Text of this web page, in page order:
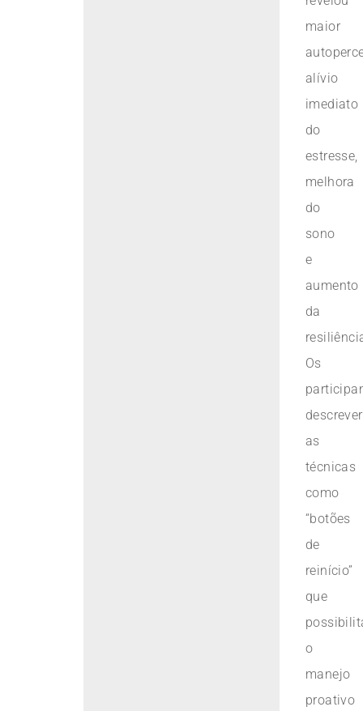
maior
alívio
imediato
do
estresse,
melhora
do
sono
e
aumento
da
Os
as
técnicas
como
“botões
de
reinício”
que
o
manejo
proativo